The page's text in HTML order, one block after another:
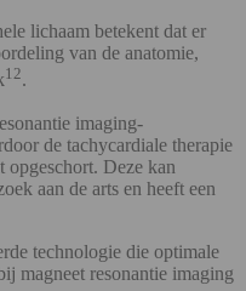
lichaam betekent dat er
van de anatomie,
12.
imaging-
de tachycardiale therapie
opgeschort. Deze kan
aan de arts en heeft een
technologie die optimale
magneet resonantie imaging